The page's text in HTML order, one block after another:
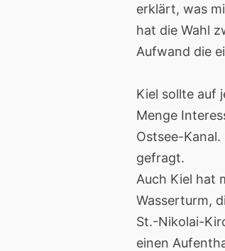
erklärt, was
hat die Wahl
Aufwand die
Kiel sollte auf
Menge
Ostsee-
gefragt.
Auch Kiel hat
Wasserturm,
St.-Nikolai-
einen